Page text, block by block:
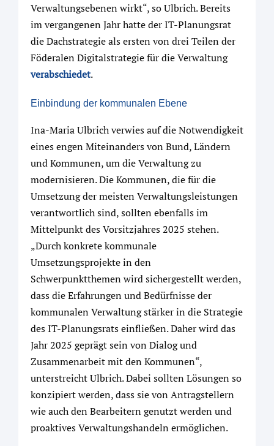
Verwaltungsebenen wirkt“, so Ulbrich. Bereits
im vergangenen Jahr hatte der IT-Planungsrat
die Dachstrategie als ersten von drei Teilen der
Föderalen Digitalstrategie für die Verwaltung
verabschiedet.
Einbindung der kommunalen Ebene
Ina-Maria Ulbrich verwies auf die Notwendigkeit
eines engen Miteinanders von Bund, Ländern
und Kommunen, um die Verwaltung zu
modernisieren. Die Kommunen, die für die
Umsetzung der meisten Verwaltungsleistungen
verantwortlich sind, sollten ebenfalls im
Mittelpunkt des Vorsitzjahres 2025 stehen.
„Durch konkrete kommunale
Umsetzungsprojekte in den
Schwerpunktthemen wird sichergestellt werden,
dass die Erfahrungen und Bedürfnisse der
kommunalen Verwaltung stärker in die Strategie
des IT-Planungsrats einfließen. Daher wird das
Jahr 2025 geprägt sein von Dialog und
Zusammenarbeit mit den Kommunen“,
unterstreicht Ulbrich. Dabei sollten Lösungen so
konzipiert werden, dass sie von Antragstellern
wie auch den Bearbeitern genutzt werden und
proaktives Verwaltungshandeln ermöglichen.